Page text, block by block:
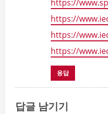
https://
https://
https://
https://
응답
답글 남기기